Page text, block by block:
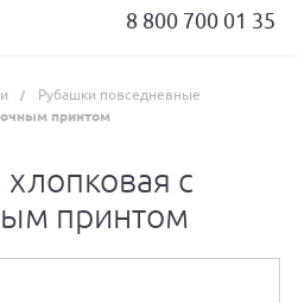
8 800 700 01 35
Рубашки повседневные
принтом
с
принтом